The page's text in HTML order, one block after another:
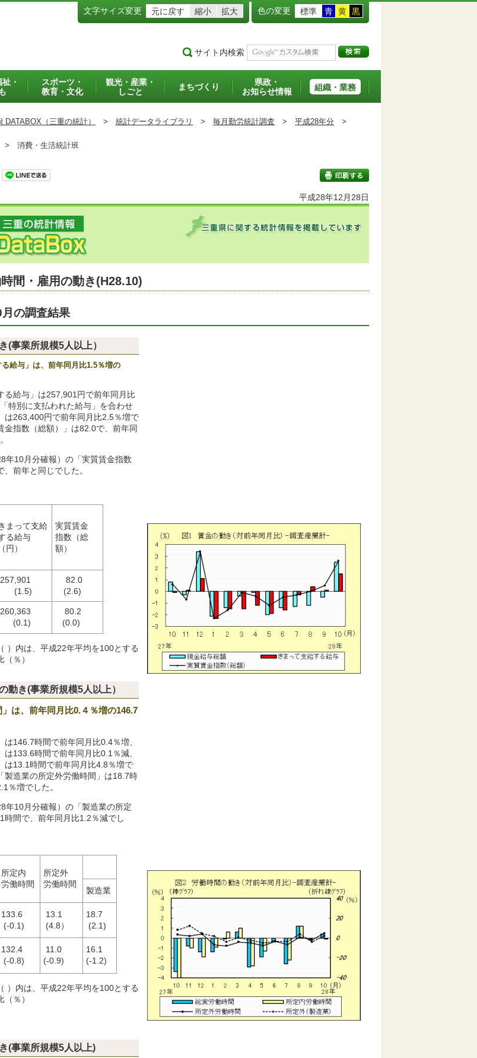
文字サイズ変更 元に戻す 縮小 拡大 色の変更 標準 青 黄 黒
サイト内検索
・
スポーツ・
教育・文化
観光・産業・
しごと
まちづくり
県政・
お知らせ情報
組織・業務
DATABOX（三重の統計） > 統計データライブラリ > 毎月勤労統計調査 > 平成28年分 >
消費・生活統計班
印刷する
平成28年12月28日
間・雇用の動き(H28.10)
の調査結果
(事業所規模5人以上）
る給与」は、前年同月比1.5％増の
る給与」は257,901円で前年同月比
特別に支払われた給与」を合わせ
は263,400円で前年同月比2.5％増で
金指数（総額）」は82.0で、前年同
年10月分確報）の「実質賃金指数
、前年と同じでした。
まって支給
る給与
（円）
実質賃金
指数（総
額）
257,901
(1.5)
82.0
(2.6)
260,363
(0.1)
80.2
(0.0)
）内は、平成22年平均を100とする
％）
動き(事業所規模5人以上）
」は、前年同月比0.４％増の146.7
は146.7時間で前年同月比0.4％増、
は133.6時間で前年同月比0.1％減、
は13.1時間で前年同月比4.8％増で
製造業の所定外労働時間」は18.7時
％増でした。
年10月分確報）の「製造業の所定
時間で、前年同月比1.2％減でし
所定内
労働時間
所定外
労働時間
製造業
133.6
(-0.1)
13.1
(4.8）
18.7
(2.1)
132.4
(-0.8)
11.0
(-0.9)
16.1
(-1.2)
）内は、平成22年平均を100とする
％）
(事業所規模5人以上)